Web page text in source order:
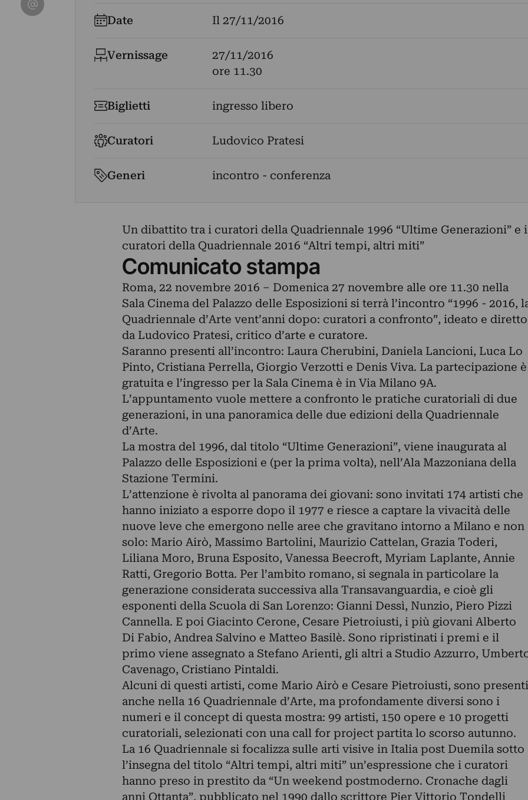
Date Il 27/11/2016
Vernissage
27/11/2016
ore 11.30
Biglietti ingresso libero
Curatori Ludovico Pratesi
Generi incontro - conferenza
Un dibattito tra i curatori della Quadriennale 1996 “Ultime Generazioni” e i
curatori della Quadriennale 2016 “Altri tempi, altri miti”
Comunicato stampa
Roma, 22 novembre 2016 – Domenica 27 novembre alle ore 11.30 nella
Sala Cinema del Palazzo delle Esposizioni si terrà l’incontro “1996 - 2016,
Quadriennale d’Arte vent’anni dopo: curatori a confronto”, ideato e diretto
da Ludovico Pratesi, critico d’arte e curatore.
Saranno presenti all’incontro: Laura Cherubini, Daniela Lancioni, Luca Lo
Pinto, Cristiana Perrella, Giorgio Verzotti e Denis Viva. La partecipazione è
gratuita e l’ingresso per la Sala Cinema è in Via Milano 9A.
L’appuntamento vuole mettere a confronto le pratiche curatoriali di due
generazioni, in una panoramica delle due edizioni della Quadriennale
d’Arte.
La mostra del 1996, dal titolo “Ultime Generazioni”, viene inaugurata al
Palazzo delle Esposizioni e (per la prima volta), nell’Ala Mazzoniana della
Stazione Termini.
L’attenzione è rivolta al panorama dei giovani: sono invitati 174 artisti che
hanno iniziato a esporre dopo il 1977 e riesce a captare la vivacità delle
nuove leve che emergono nelle aree che gravitano intorno a Milano e non
solo: Mario Airò, Massimo Bartolini, Maurizio Cattelan, Grazia Toderi,
Liliana Moro, Bruna Esposito, Vanessa Beecroft, Myriam Laplante, Annie
Ratti, Gregorio Botta. Per l’ambito romano, si segnala in particolare la
generazione considerata successiva alla Transavanguardia, e cioè gli
esponenti della Scuola di San Lorenzo: Gianni Dessì, Nunzio, Piero Pizzi
Cannella. E poi Giacinto Cerone, Cesare Pietroiusti, i più giovani Alberto
Di Fabio, Andrea Salvino e Matteo Basilè. Sono ripristinati i premi e il
primo viene assegnato a Stefano Arienti, gli altri a Studio Azzurro,
Cavenago, Cristiano Pintaldi.
Alcuni di questi artisti, come Mario Airò e Cesare Pietroiusti, sono presenti
anche nella 16 Quadriennale d’Arte, ma profondamente diversi sono i
numeri e il concept di questa mostra: 99 artisti, 150 opere e 10 progetti
curatoriali, selezionati con una call for project partita lo scorso autunno.
La 16 Quadriennale si focalizza sulle arti visive in Italia post Duemila sotto
l’insegna del titolo “Altri tempi, altri miti” un’espressione che i curatori
hanno preso in prestito da “Un weekend postmoderno. Cronache dagli
anni Ottanta”, pubblicato nel 1990 dallo scrittore Pier Vittorio Tondelli